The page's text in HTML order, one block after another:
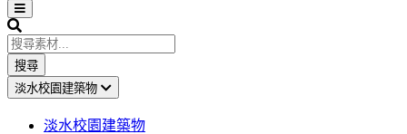
Open
sidebar
Search
搜尋
淡水校園建築物
淡水校園建築物